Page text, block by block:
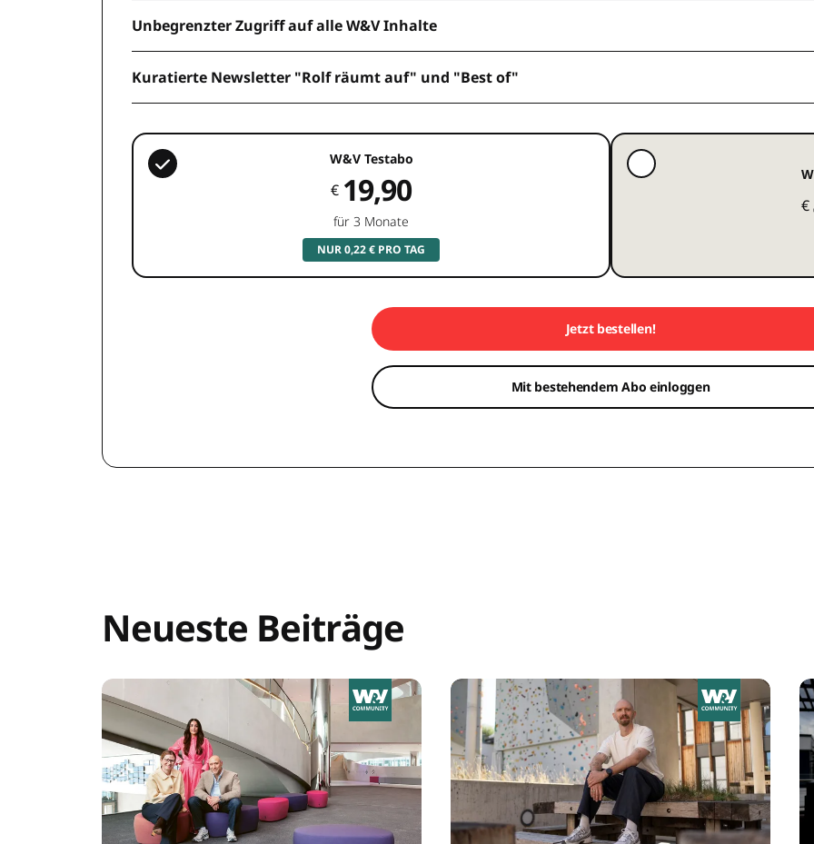
Unbegrenzter Zugriff auf alle W&V Inhalte
Kuratierte Newsletter "Rolf räumt auf" und "Best of"
W&V Testabo
€ 19,90
für 3 Monate
NUR 0,22 € PRO TAG
€
Jetzt bestellen!
Mit bestehendem Abo einloggen
Neueste Beiträge